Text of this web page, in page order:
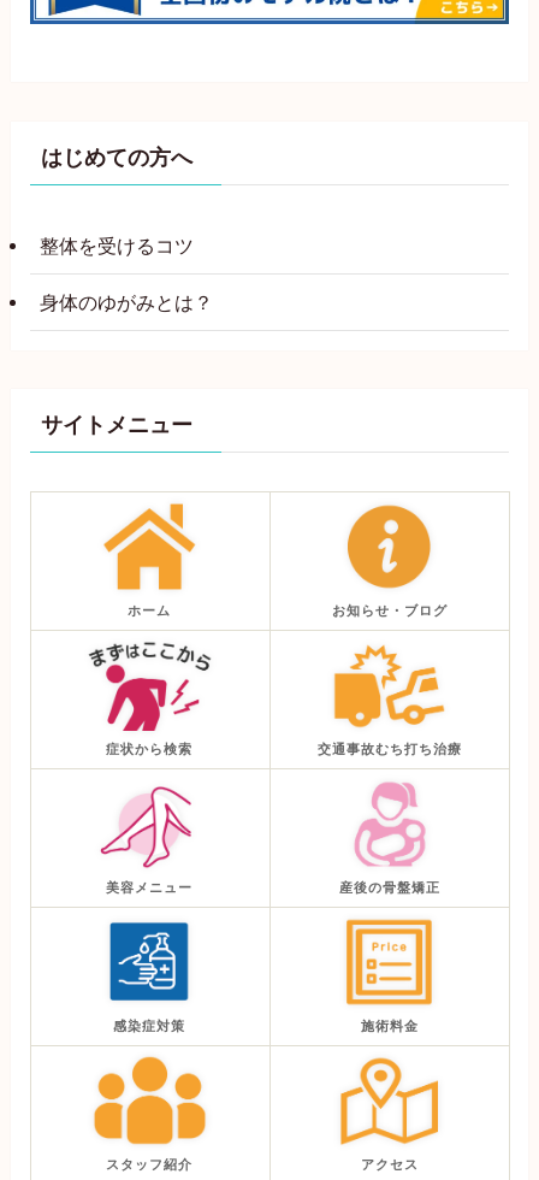
はじめての方へ
整体を受けるコツ
身体のゆがみとは？
サイトメニュー
ホーム お知らせ・ブログ
症状から検索 交通事故むち打ち治療
美容メニュー 産後の骨盤矯正
感染症対策 施術料金
スタッフ紹介 アクセス